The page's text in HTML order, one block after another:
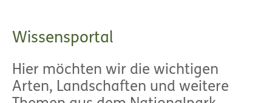
Wissensportal
Hier möchten wir die wichtigen
Arten, Landschaften und weitere